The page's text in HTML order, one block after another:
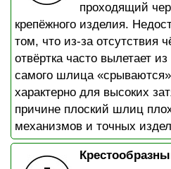
проходящий
крепёжного изделия.
том, что из-за отсутствия
отвёртка часто вылетает
самого шлица
характерно для высоких
причине плоский шлиц
механизмов и точных